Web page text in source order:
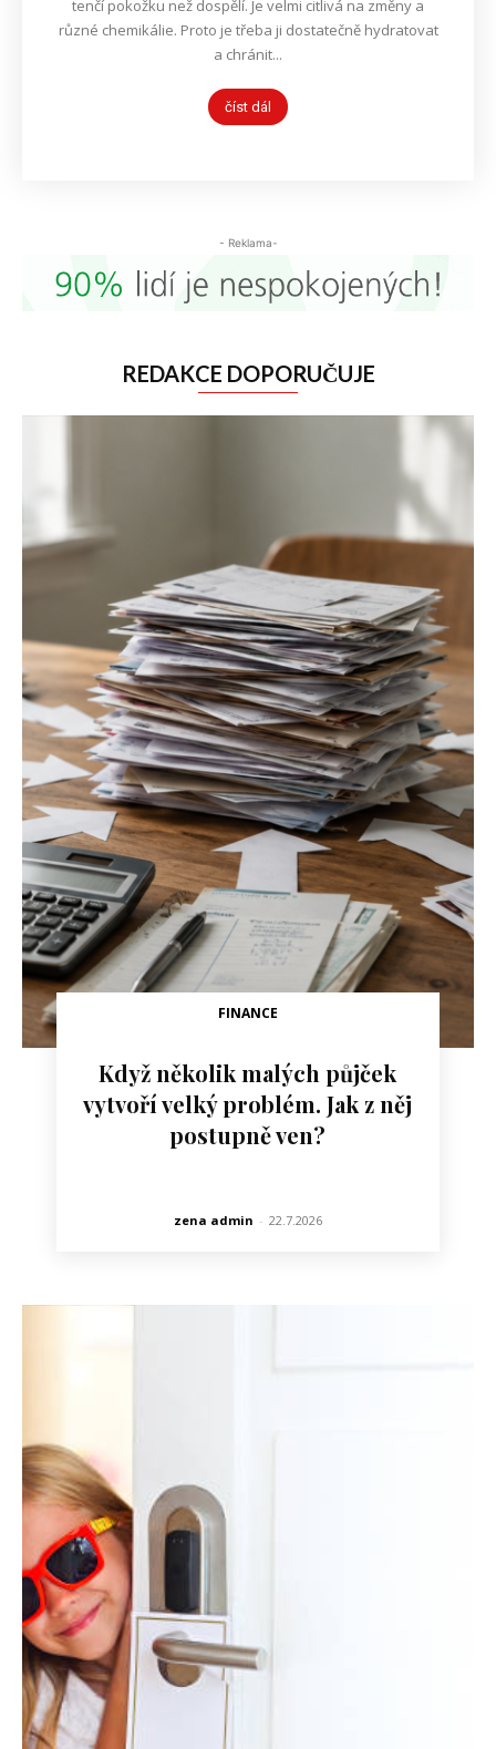
tenčí pokožku než dospělí. Je velmi citlivá na změny a
různé chemikálie. Proto je třeba ji dostatečně hydratovat
a chránit...
číst dál
- Reklama-
REDAKCE DOPORUČUJE
FINANCE
Když několik malých půjček
vytvoří velký problém. Jak z něj
postupně ven?
zena admin - 22.7.2026